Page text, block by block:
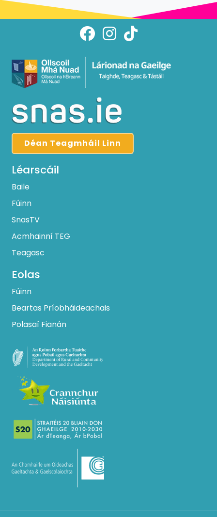
Déan Teagmháil Linn
Léarscáil
Baile
Fúinn
SnasTV
Acmhainní TEG
Teagasc
Eolas
Fúinn
Beartas Príobháideachais
Polasaí Fianán